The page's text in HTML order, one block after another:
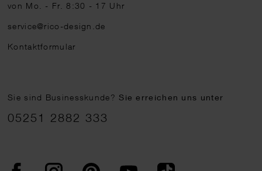
von Mo. - Fr. 8:30 - 17 Uhr
service@rico-design.de
Kontaktformular
Sie sind Businesskunde?Sie erreichen uns unter
05251 2882 333
FacebookInstagram PinterestYouTubeTikTok